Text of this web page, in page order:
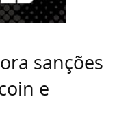
sanções
e